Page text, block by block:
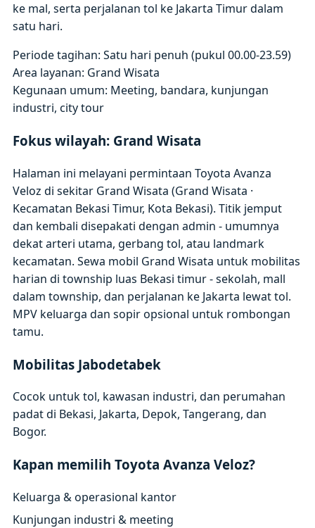
ke mal, serta perjalanan tol ke Jakarta Timur dalam
satu hari.
Periode tagihan: Satu hari penuh (pukul 00.00-23.59)
Area layanan: Grand Wisata
Kegunaan umum: Meeting, bandara, kunjungan
industri, city tour
Fokus wilayah: Grand Wisata
Halaman ini melayani permintaan Toyota Avanza
Veloz di sekitar Grand Wisata (Grand Wisata ·
Kecamatan Bekasi Timur, Kota Bekasi). Titik jemput
dan kembali disepakati dengan admin - umumnya
dekat arteri utama, gerbang tol, atau landmark
kecamatan. Sewa mobil Grand Wisata untuk mobilitas
harian di township luas Bekasi timur - sekolah, mall
dalam township, dan perjalanan ke Jakarta lewat tol.
MPV keluarga dan sopir opsional untuk rombongan
tamu.
Mobilitas Jabodetabek
Cocok untuk tol, kawasan industri, dan perumahan
padat di Bekasi, Jakarta, Depok, Tangerang, dan
Bogor.
Kapan memilih Toyota Avanza Veloz?
Keluarga & operasional kantor
Kunjungan industri & meeting